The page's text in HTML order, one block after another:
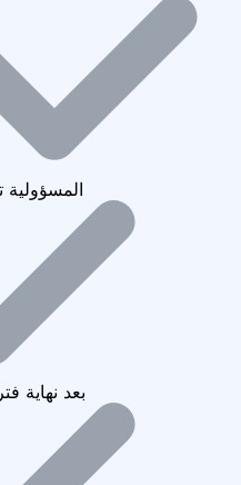
المسؤولية
بعد نهاية